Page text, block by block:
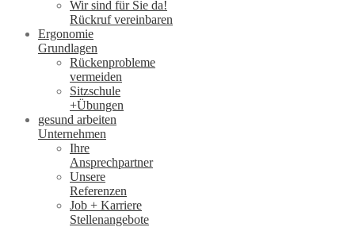
Wir sind für Sie da!
Rückruf vereinbaren
Ergonomie
Grundlagen
Rückenprobleme
vermeiden
Sitzschule
+Übungen
gesund arbeiten
Unternehmen
Ihre
Ansprechpartner
Unsere
Referenzen
Job + Karriere
Stellenangebote